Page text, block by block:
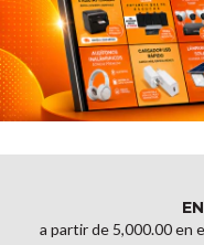
a partir de 5,000.00 en